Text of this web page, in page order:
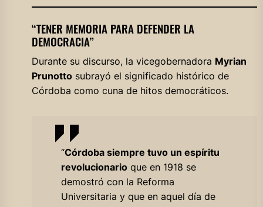
“TENER MEMORIA PARA DEFENDER LA
DEMOCRACIA”
Durante su discurso, la vicegobernadora Myrian
Prunottosubrayó el significado histórico de
Córdoba como cuna de hitos democráticos.
“Córdoba siempre tuvo un espíritu
revolucionarioque en 1918 se
demostró con la Reforma
Universitaria y que en aquel día de